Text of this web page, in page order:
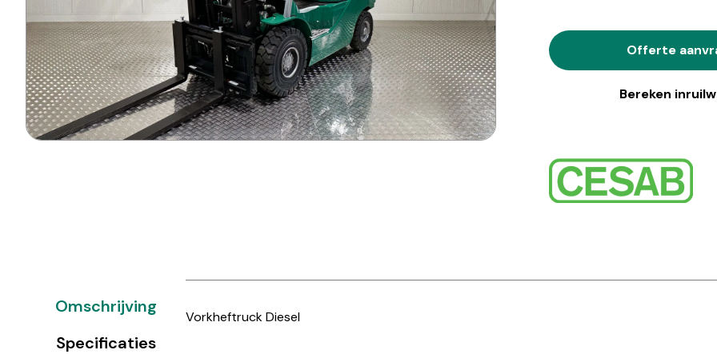
Offerte
Bereken
Omschrijving
Specificaties
Vorkheftruck Diesel